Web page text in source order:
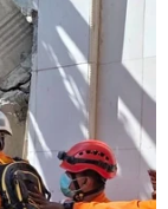
lược mở rộng
trước những